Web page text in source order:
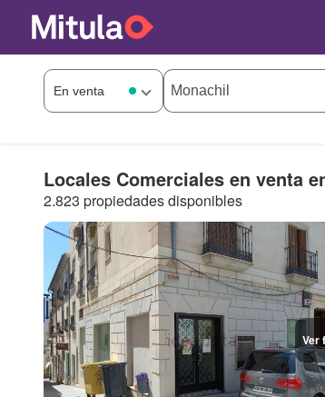
Locales Comerciales en venta
2.823 propiedades disponibles
Ver